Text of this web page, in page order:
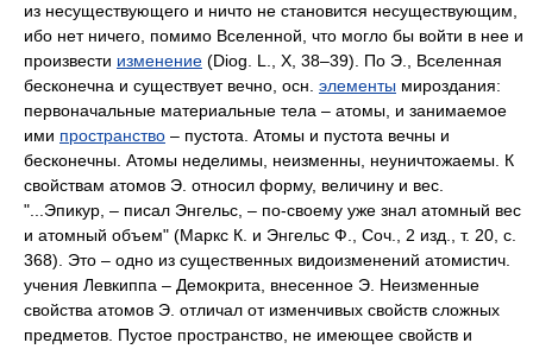
из несуществующего и ничто не становится несуществующим,
ибо нет ничего, помимо Вселенной, что могло бы войти в нее и
произвести изменение (Diog. L., X, 38–39). По Э., Вселенная
бесконечна и существует вечно, осн. элементы мироздания:
первоначальные материальные тела – атомы, и занимаемое
ими пространство – пустота. Атомы и пустота вечны и
бесконечны. Атомы неделимы, неизменны, неуничтожаемы. К
свойствам атомов Э. относил форму, величину и вес.
"...Эпикур, – писал Энгельс, – по-своему уже знал атомный вес
и атомный объем" (Маркс К. и Энгельс Ф., Соч., 2 изд., т. 20, с.
368). Это – одно из существенных видоизменений атомистич.
учения Левкиппа – Демокрита, внесенное Э. Неизменные
свойства атомов Э. отличал от изменчивых свойств сложных
предметов. Пустое пространство, не имеющее свойств и